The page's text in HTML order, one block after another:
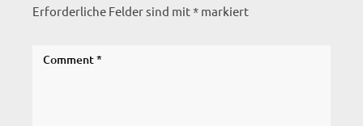
Erforderliche Felder sind mit* markiert